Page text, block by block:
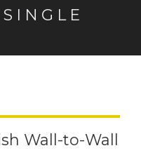
Wall-to-Wall